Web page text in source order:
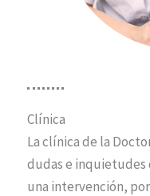
Clínica
La clínica de la
dudas e inquietudes
una intervención,